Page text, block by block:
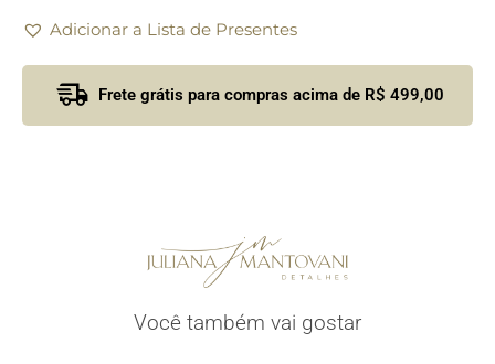
Adicionar a Lista de Presentes
Frete grátis para compras acima de R$ 499,00
Você também vai gostar